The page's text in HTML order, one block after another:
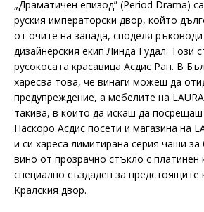
„Драматичен епизод” (Period Drama)
руския императорски двор, който
от очите на запада, споделя
дизайнерския екип Линда Гудал. Този
русокосата красавица Асдис Ран. В
харесва това, че винаги можеш да
предупреждение, а мебелите на
такива, в които да искаш да посрещаш
Наскоро Асдис посети и магазина на
и си хареса лимитирана серия чаши
вино от прозрачно стъкло с платинен
специално създаден за предстоящите
Кралския двор.